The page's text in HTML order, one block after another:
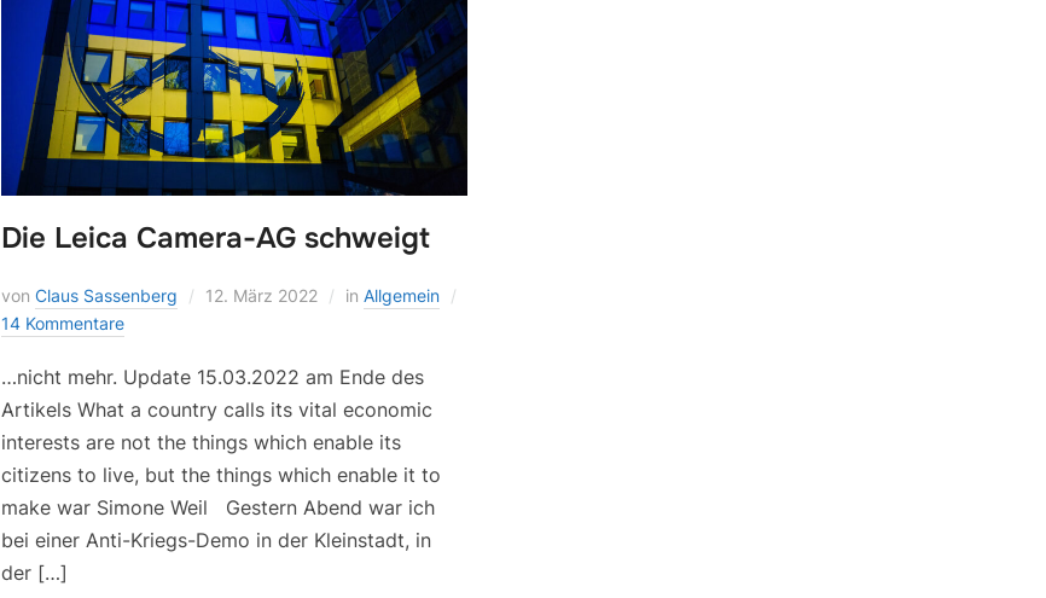
Die Leica Camera-AG schweigt
vonClaus Sassenberg 12. März 2022 in Allgemein
14 Kommentare
…nicht mehr. Update 15.03.2022 am Ende des
Artikels What a country calls its vital economic
interests are not the things which enable its
citizens to live, but the things which enable it to
make war Simone Weil Gestern Abend war ich
bei einer Anti-Kriegs-Demo in der Kleinstadt, in
der […]